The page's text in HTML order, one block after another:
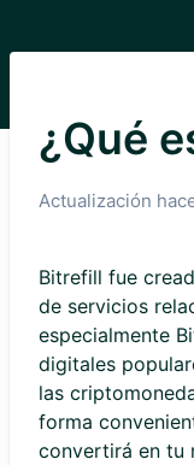
¿Qué
Actualización
Bitrefill fue
de servicios
especialmente
digitales
las
forma
convertirá en tu